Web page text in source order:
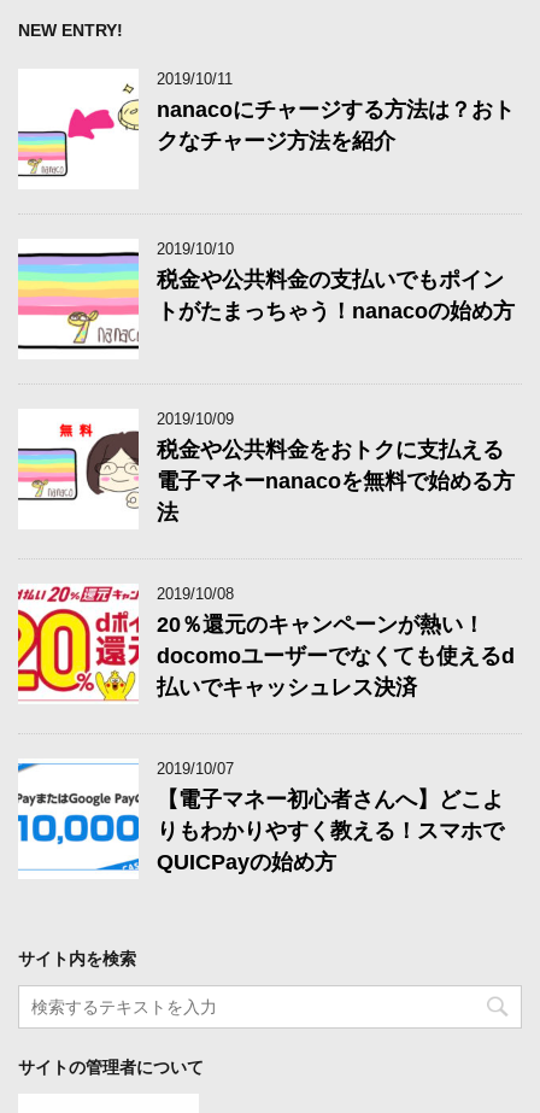
NEW ENTRY!
2019/10/11
nanacoにチャージする方法は？おト
クなチャージ方法を紹介
2019/10/10
税金や公共料金の支払いでもポイン
トがたまっちゃう！nanacoの始め方
2019/10/09
税金や公共料金をおトクに支払える
電子マネーnanacoを無料で始める方
法
2019/10/08
20％還元のキャンペーンが熱い！
docomoユーザーでなくても使えるd
払いでキャッシュレス決済
2019/10/07
【電子マネー初心者さんへ】どこよ
りもわかりやすく教える！スマホで
QUICPayの始め方
サイト内を検索
サイトの管理者について